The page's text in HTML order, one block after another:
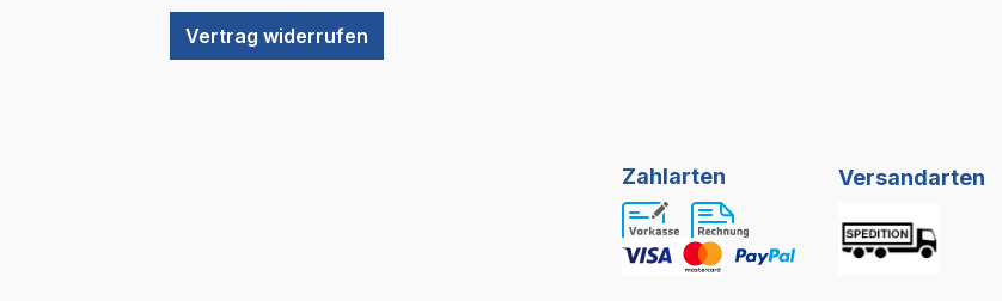
Vertrag widerrufen
Zahlarten Versandarten